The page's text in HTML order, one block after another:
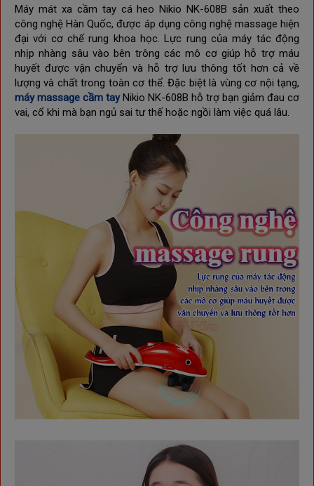
Máy mát xa cầm tay cá heo Nikio NK-608B sản xuất theo
công nghệ Hàn Quốc, được áp dụng công nghệ massage hiện
đại với cơ chế rung khoa học. Lực rung của máy tác động
nhịp nhàng sâu vào bên trông các mô cơ giúp hỗ trợ máu
huyết được vận chuyển và hỗ trợ lưu thông tốt hơn cả về
máy massage cầm tay Nikio NK-608B hỗ trợ bạn giảm đau cơ
vai, cổ khi mà bạn ngủ sai tư thế hoặc ngồi làm việc quá lâu.